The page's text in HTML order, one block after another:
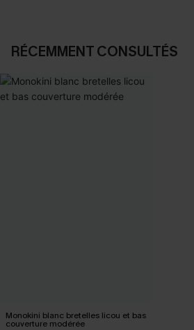
RÉCEMMENT CONSULTÉS
Monokini blanc bretelles licou et bas
couverture modérée